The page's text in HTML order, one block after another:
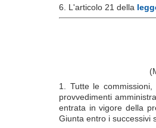
6. L'articolo 21 della
1. Tutte le
provvedimenti
entrata in vigore della
Giunta entro i successivi